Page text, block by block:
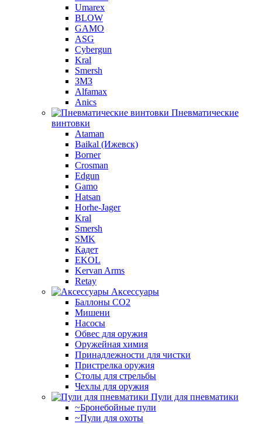
Umarex
BLOW
GAMO
ASG
Cybergun
Kral
Smersh
ЗМЗ
Alfamax
Anics
Пневматические
винтовки
Ataman
Baikal (Ижевск)
Borner
Crosman
Edgun
Gamo
Hatsan
Horhe-Jager
Kral
Smersh
SMK
Кадет
EKOL
Kervan Arms
Retay
Аксессуары
Баллоны СО2
Мишени
Насосы
Обвес для оружия
Оружейная химия
Принадлежности для чистки
Пристрелка оружия
Столы для стрельбы
Чехлы для оружия
Пули для пневматики
~Бронебойные пули
~Пули для охоты